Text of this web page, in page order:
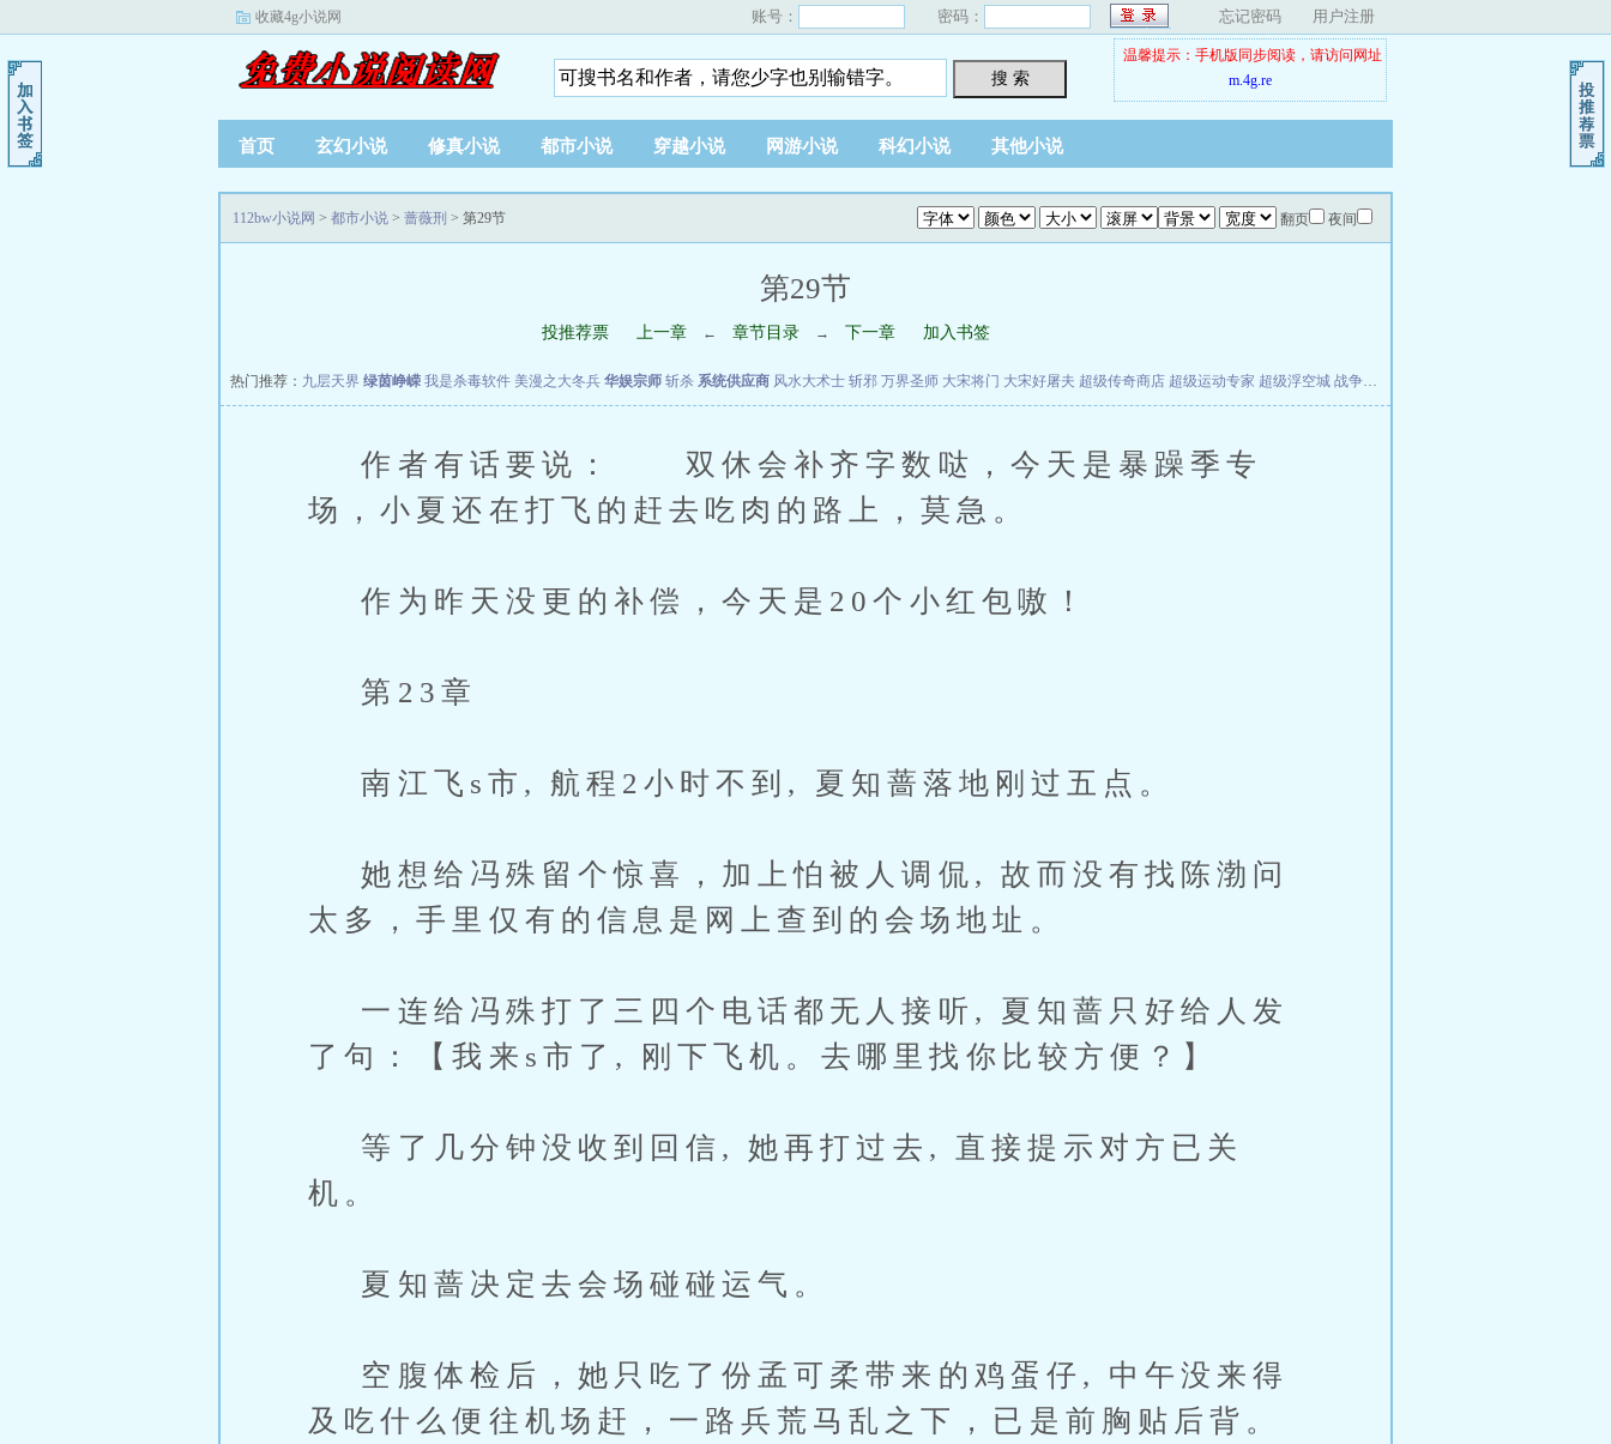
收藏4g小说网 账号： 密码： 忘记密码 用户注册
搜 索
温馨提示：手机版同步阅读，请访问网址
m.4g.re
首页 玄幻小说 修真小说 都市小说 穿越小说 网游小说 科幻小说 其他小说
翻页 夜间
112bw小说网 > 都市小说 > 蔷薇刑 > 第29节
第29节
投推荐票 上一章 ← 章节目录 → 下一章 加入书签
热门推荐： 九层天界 绿茵峥嵘 我是杀毒软件 美漫之大冬兵 华娱宗师 斩杀 系统供应商 风水大术士 斩邪 万界圣师 大宋将门 大宋好屠夫 超级传奇商店 超级运动专家 超级浮空城 战争天堂
作者有话要说： 双休会补齐字数哒，今天是暴躁季专
场，小夏还在打飞的赶去吃肉的路上，莫急。
作为昨天没更的补偿，今天是20个小红包嗷！
第23章
南江飞s市, 航程2小时不到, 夏知蔷落地刚过五点。
她想给冯殊留个惊喜，加上怕被人调侃, 故而没有找陈渤问
太多，手里仅有的信息是网上查到的会场地址。
一连给冯殊打了三四个电话都无人接听, 夏知蔷只好给人发
了句：【我来s市了, 刚下飞机。去哪里找你比较方便？】
等了几分钟没收到回信, 她再打过去, 直接提示对方已关
机。
夏知蔷决定去会场碰碰运气。
空腹体检后，她只吃了份孟可柔带来的鸡蛋仔, 中午没来得
及吃什么便往机场赶，一路兵荒马乱之下，已是前胸贴后背。